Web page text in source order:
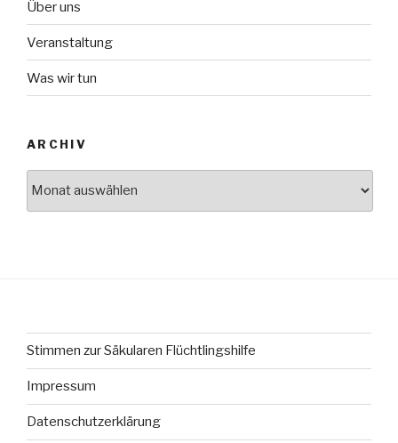
Über uns
Veranstaltung
Was wir tun
ARCHIV
Stimmen zur Säkularen Flüchtlingshilfe
Impressum
Datenschutzerklärung